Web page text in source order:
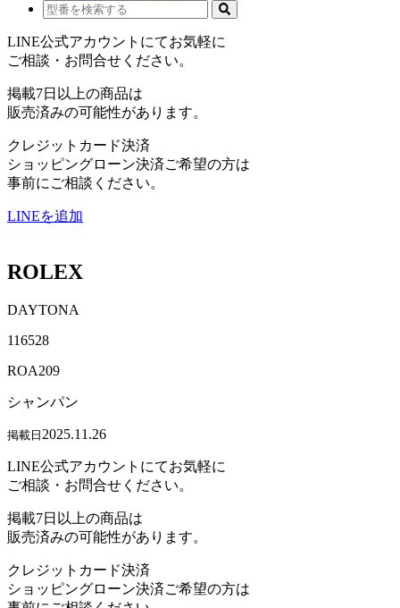
LINE公式アカウントにてお気軽に
ご相談・お問合せください。
掲載7日以上の商品は
販売済みの可能性があります。
クレジットカード決済
ショッピングローン決済ご希望の方は
事前にご相談ください。
LINEを追加
ROLEX
DAYTONA
116528
ROA209
シャンパン
掲載日 2025.11.26
LINE公式アカウントにてお気軽に
ご相談・お問合せください。
掲載7日以上の商品は
販売済みの可能性があります。
クレジットカード決済
ショッピングローン決済ご希望の方は